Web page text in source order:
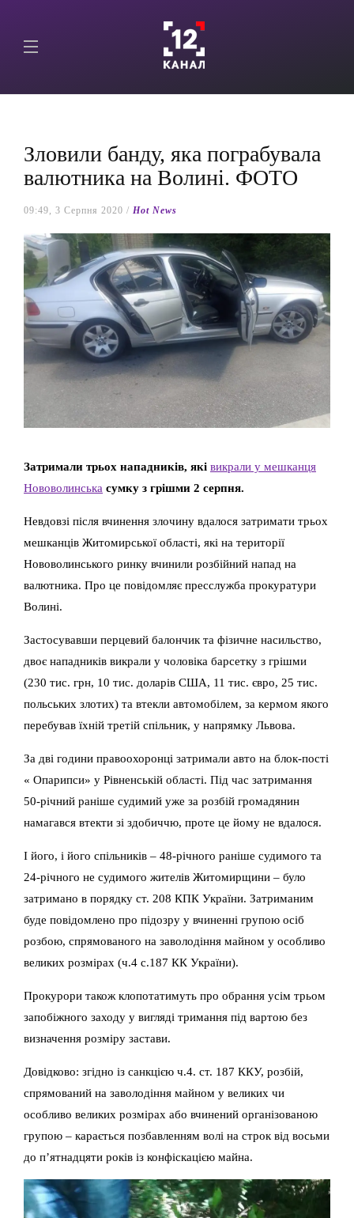
Зловили банду, яка пограбувала
валютника на Волині. ФОТО
09:49, 3 Серпня 2020 / Hot News
Затримали трьох нападників, які викрали у мешканця
Нововолинська сумку з грішми 2 серпня.
Невдовзі після вчинення злочину вдалося затримати трьох
мешканців Житомирської області, які на території
Нововолинського ринку вчинили розбійний напад на
валютника. Про це повідомляє пресслужба прокуратури
Волині.
Застосувавши перцевий балончик та фізичне насильство,
двоє нападників викрали у чоловіка барсетку з грішми
(230 тис. грн, 10 тис. доларів США, 11 тис. євро, 25 тис.
польських злотих) та втекли автомобілем, за кермом якого
перебував їхній третій спільник, у напрямку Львова.
За дві години правоохоронці затримали авто на блок-пості
« Опарипси» у Рівненській області. Під час затримання
50-річний раніше судимий уже за розбій громадянин
намагався втекти зі здобиччю, проте це йому не вдалося.
І його, і його спільників – 48-річного раніше судимого та
24-річного не судимого жителів Житомирщини – було
затримано в порядку ст. 208 КПК України. Затриманим
буде повідомлено про підозру у вчиненні групою осіб
розбою, спрямованого на заволодіння майном у особливо
великих розмірах (ч.4 с.187 КК України).
Прокурори також клопотатимуть про обрання усім трьом
запобіжного заходу у вигляді тримання під вартою без
визначення розміру застави.
Довідково: згідно із санкцією ч.4. ст. 187 ККУ, розбій,
спрямований на заволодіння майном у великих чи
особливо великих розмірах або вчинений організованою
групою – карається позбавленням волі на строк від восьми
до п’ятнадцяти років із конфіскацією майна.